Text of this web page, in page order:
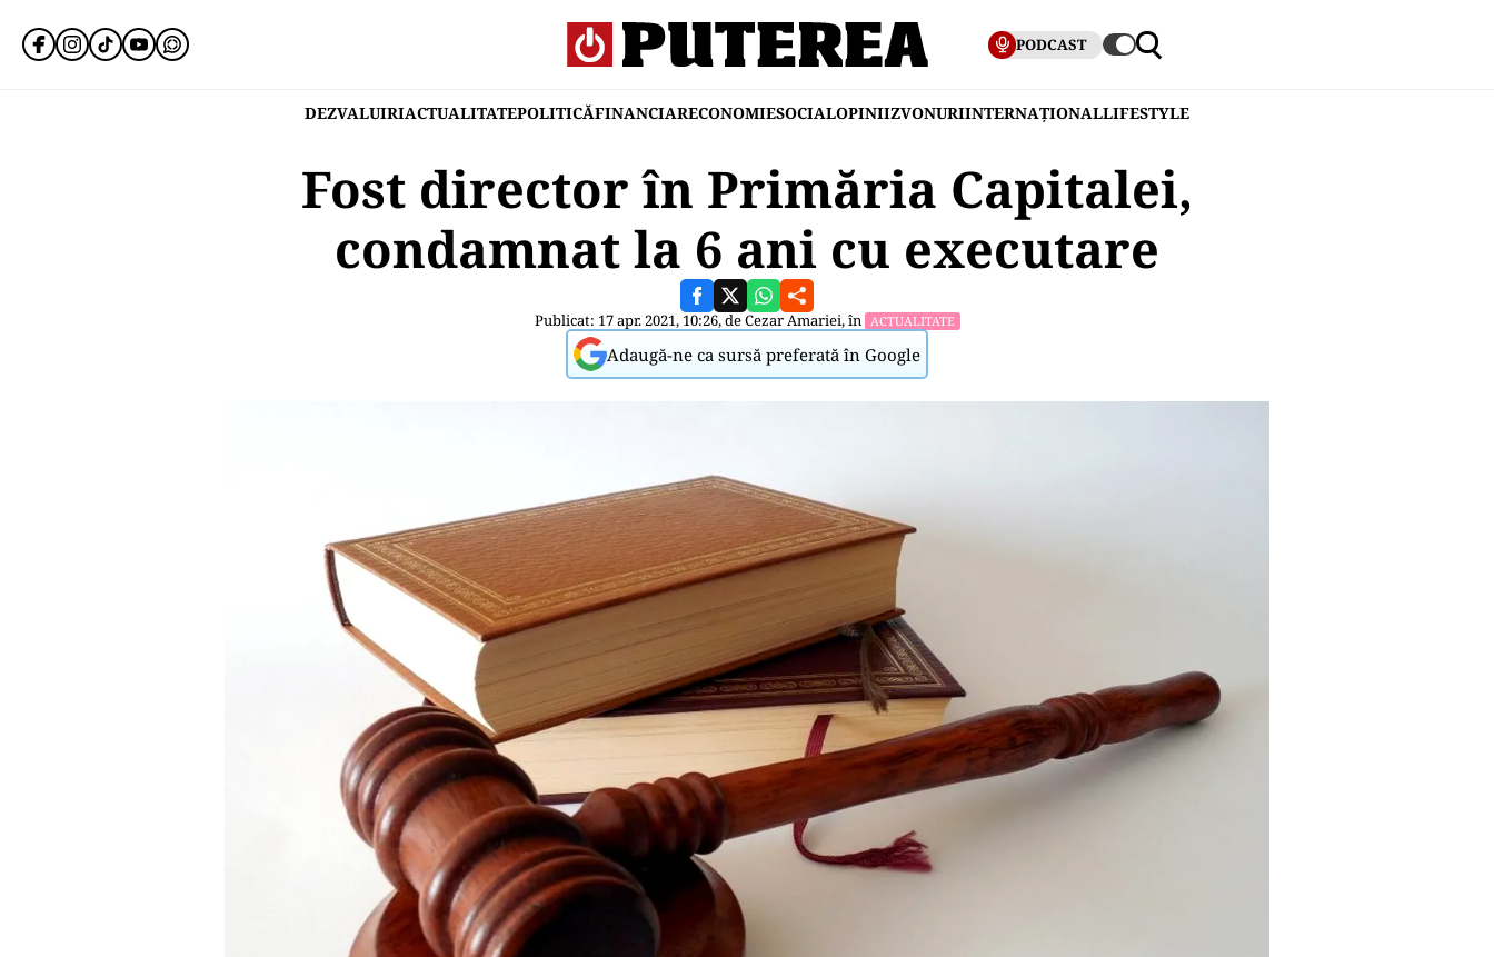
PODCAST
DEZVALUIRIACTUALITATEPOLITICĂFINANCIARECONOMIESOCIALOPINIIZVONURIINTERNAȚIONALLIFESTYLE
Fost director în Primăria Capitalei,
condamnat la 6 ani cu executare
Publicat: 17 apr. 2021, 10:26, deCezar Amariei, în ACTUALITATE
Adaugă-ne ca sursă preferată în Google